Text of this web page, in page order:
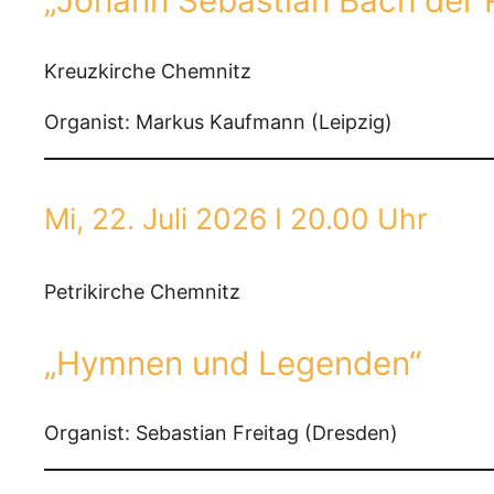
Kreuzkirche Chemnitz
Organist: Markus Kaufmann (Leipzig)
Mi, 22. Juli 2026 I 20.00 Uhr
Petrikirche Chemnitz
„Hymnen und Legenden“
Organist: Sebastian Freitag (Dresden)